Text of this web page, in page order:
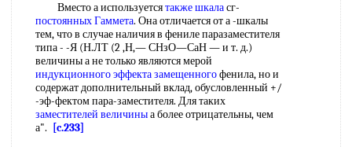
Вместо а используетсятакже шкаласг-
постоянных Гаммета. Она отличается от а -шкалы
тем, что в случае наличия в фениле паразаместителя
типа - -Я (Н.ЛТ (2 ,Н,— СНзО—СаН — и т. д.)
величины а не только являются мерой
индукционного эффекта замещенногофенила, но и
содержат дополнительный вклад, обусловленный +/
-эф-фектом пара-заместителя. Для таких
заместителей величиныа более отрицательны, чем
а".
[c.233]